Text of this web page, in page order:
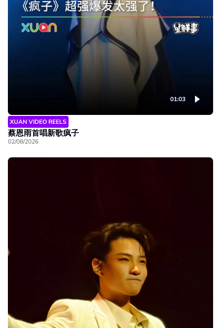
01:03
XUAN VIDEO REELS
蔡恩雨首唱新歌疯子
02/08/2026